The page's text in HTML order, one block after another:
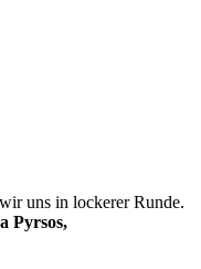
uns in lockerer Runde.
Pyrsos,